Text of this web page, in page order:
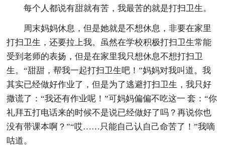
每个人都说有甜就有苦，我最苦的就是打扫卫生。
周末妈妈休息，但是她就是不想休息，非要在家里
打扫卫生，还要拉上我。虽然在学校积极打扫卫生常能
受到老师的表扬，但是在家里我只想休息不想打扫卫
生。“甜甜，帮我一起打扫卫生吧！”妈妈对我叫道。我
其实已经做好作业了，但是为了逃避打扫卫生，我只好
撒谎了：“我还有作业呢！”可妈妈偏偏不吃这一 套：“你
礼拜五打电话来的时候不是说已经做好了吗？再说你也
没有带课本啊？”“哎……只能自己认自己命苦了！”我嘀
咕道。